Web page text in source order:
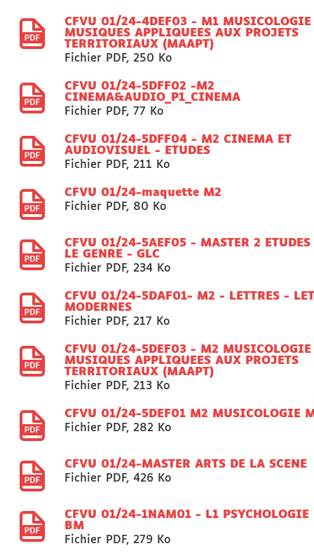
CFVU 01/24-4DEF03 - M1
MUSIQUES APPLIQUEES AUX PROJETS
TERRITORIAUX (MAAPT)
Fichier PDF, 250 Ko
CFVU 01/24-5DFF02 -M2
CINEMA&AUDIO_P1_CINEMA
Fichier PDF, 77 Ko
CFVU 01/24-5DFF04 - M2 CINEMA ET
AUDIOVISUEL - ETUDES
Fichier PDF, 211 Ko
CFVU 01/24-maquette M2
Fichier PDF, 80 Ko
CFVU 01/24-5AEF05 - MASTER 2 ETUDES
LE GENRE - GLC
Fichier PDF, 234 Ko
CFVU 01/24-5DAF01- M2 - LETTRES -
MODERNES
Fichier PDF, 217 Ko
CFVU 01/24-5DEF03 - M2
MUSIQUES APPLIQUEES AUX PROJETS
TERRITORIAUX (MAAPT)
Fichier PDF, 213 Ko
CFVU 01/24-5DEF01 M2 MUSICOLOGIE
Fichier PDF, 282 Ko
CFVU 01/24-MASTER ARTS DE LA SCENE
Fichier PDF, 426 Ko
CFVU 01/24-1NAM01 - L1 PSYCHOLOGIE
BM
Fichier PDF, 279 Ko